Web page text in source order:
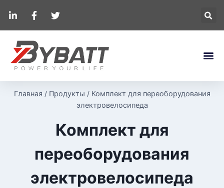
Главная / Продукты / Комплект для переоборудования
электровелосипеда
Комплект для
переоборудования
электровелосипеда